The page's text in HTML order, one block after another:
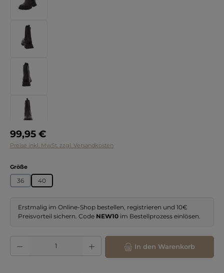
Regulärer Preis:
99,95 €
Preise inkl. MwSt. zzgl. Versandkosten
Größeauswählen
36 40
Erstmalig im Online-Shop bestellen, registrieren und 10€
Preisvorteil sichern. Code NEW10 im Bestellprozess einlösen.
Produkt Anzahl: Gib den gewünschten Wert ein oder benutze die
In den Warenkorb